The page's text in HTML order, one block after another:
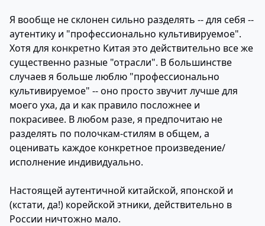
Я вообще не склонен сильно разделять -- для себя --
аутентику и "профессионально культивируемое".
Хотя для конкретно Китая это действительно все же
существенно разные "отрасли". В большинстве
случаев я больше люблю "профессионально
культивируемое" -- оно просто звучит лучше для
моего уха, да и как правило посложнее и
покрасивее. В любом разе, я предпочитаю не
разделять по полочкам-стилям в общем, а
оценивать каждое конкретное произведение/
исполнение индивидуально.
Настоящей аутентичной китайской, японской и
(кстати, да!) корейской этники, действительно в
России ничтожно мало.